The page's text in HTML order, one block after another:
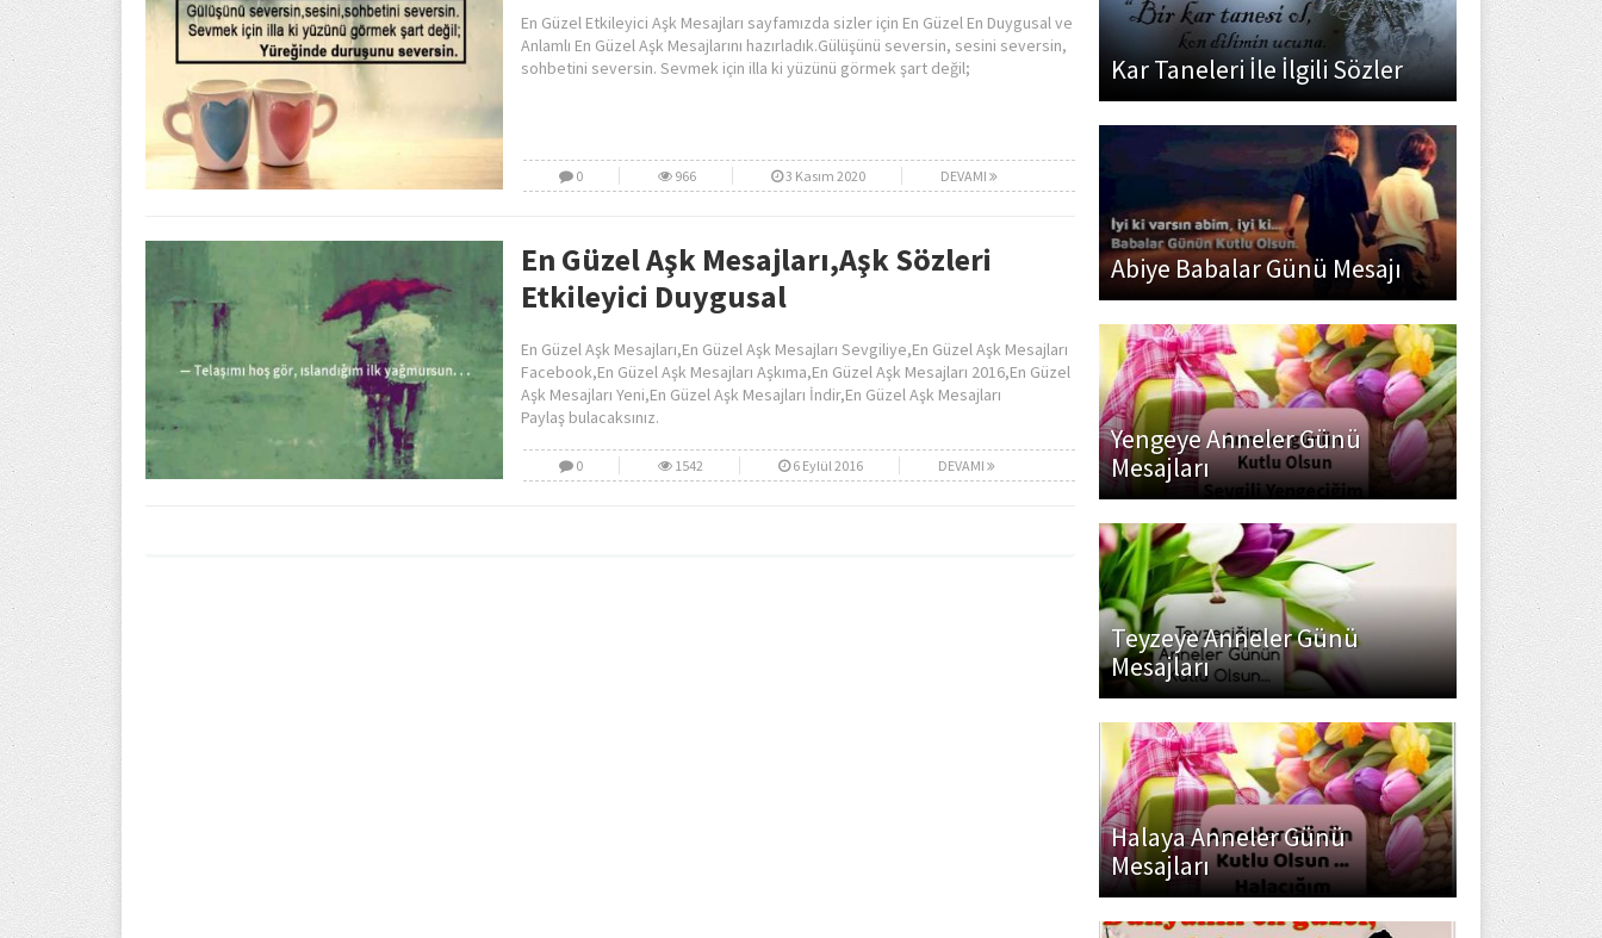
En Güzel Etkileyici Aşk Mesajları sayfamızda sizler için En Güzel En Duygusal ve
Anlamlı En Güzel Aşk Mesajlarını hazırladık.Gülüşünü seversin, sesini seversin,
sohbetini seversin. Sevmek için illa ki yüzünü görmek şart değil;
0 966 3 Kasım 2020 DEVAMI
En Güzel Aşk Mesajları,Aşk Sözleri
Etkileyici Duygusal
En Güzel Aşk Mesajları,En Güzel Aşk Mesajları Sevgiliye,En Güzel Aşk Mesajları
Facebook,En Güzel Aşk Mesajları Aşkıma,En Güzel Aşk Mesajları 2016,En Güzel
Aşk Mesajları Yeni,En Güzel Aşk Mesajları İndir,En Güzel Aşk Mesajları
Paylaş bulacaksınız.
0 1542 6 Eylül 2016 DEVAMI
Kar Taneleri İle İlgili Sözler
Abiye Babalar Günü Mesajı
Yengeye Anneler Günü
Mesajları
Teyzeye Anneler Günü
Mesajları
Halaya Anneler Günü
Mesajları